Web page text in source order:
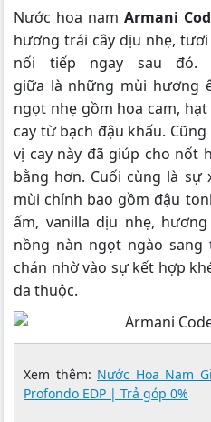
Nước hoa nam Armani
hương trái cây dịu nhẹ,
nối tiếp ngay sau đó.
giữa là những mùi hương
ngọt nhẹ gồm hoa cam,
cay từ bạch đậu khấu.
vị cay này đã giúp cho nốt
bằng hơn. Cuối cùng là
mùi chính bao gồm đậu
ấm, vanilla dịu nhẹ,
nồng nàn ngọt ngào
chán nhờ vào sự kết hợp
da thuộc.
Xem thêm: Nước Hoa Nam
Profondo EDP | Trả góp 0%